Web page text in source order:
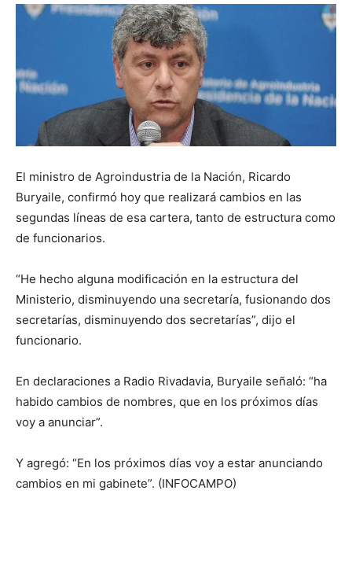
::
La
Verdad
es
El ministro de Agroindustria de la Nación, Ricardo
Buryaile, confirmó hoy que realizará cambios en las
segundas líneas de esa cartera, tanto de estructura como
de funcionarios.
“He hecho alguna modificación en la estructura del
Ministerio, disminuyendo una secretaría, fusionando dos
secretarías, disminuyendo dos secretarías”, dijo el
funcionario.
En declaraciones a Radio Rivadavia, Buryaile señaló: “ha
habido cambios de nombres, que en los próximos días
voy a anunciar”.
Y agregó: “En los próximos días voy a estar anunciando
cambios en mi gabinete”. (INFOCAMPO)